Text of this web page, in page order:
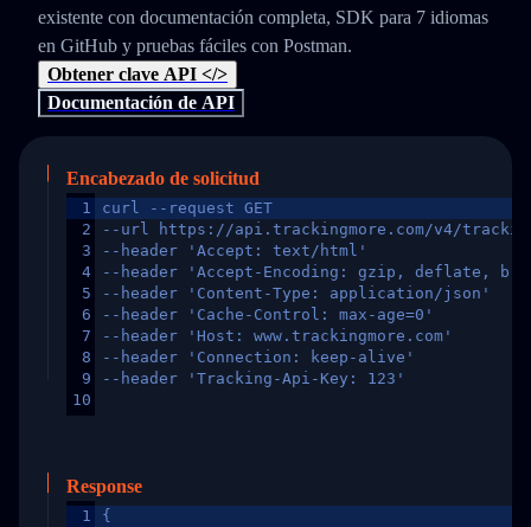
existente con documentación completa, SDK para 7 idiomas
en GitHub y pruebas fáciles con Postman.
Obtener clave API </>
Documentación de API
Encabezado de solicitud
1
2
3
4
5
6
7
8
9
10
curl --request GET
--url https://api.trackingmore.com/v4/trackings/
--header 'Accept: text/html'
--header 'Accept-Encoding: gzip, deflate,
--header 'Content-Type: application/json'
--header 'Cache-Control: max-age=0'
--header 'Host: www.trackingmore.com'
--header 'Connection: keep-alive'
--header 'Tracking-Api-Key: 123'
Response
1
{